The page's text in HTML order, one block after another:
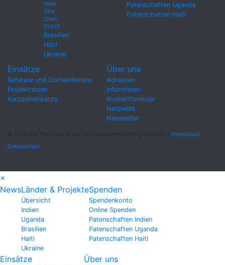
Nelia
Siita
Chain
SYSCF
Brasilien
Haiti
Ukraine
Patenschaften Uganda
Patenschaften Haiti
Einsätze
Referate und Gottesdienste
Projektreisen
Kurzzeiteinsätze
Über uns
Adressen
informieren
Kontaktformular
Netzwerk
Newsletter
© 2025 Alle Texte und Bilder sind urheberrechtlich geschützt. » Impressum
Datenschutz
×
NewsLänder & Projekte
Übersicht
Indien
Uganda
Brasilien
Haiti
Ukraine
Spenden
Spendenkonto
Online Spenden
Patenschaften Indien
Patenschaften Uganda
Patenschaften Haiti
Einsätze Über uns